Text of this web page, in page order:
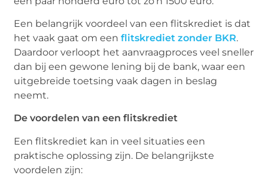
Een belangrijk voordeel van een flitskrediet is dat
het vaak gaat om eenflitskrediet zonder BKR.
Daardoor verloopt het aanvraagproces veel sneller
dan bij een gewone lening bij de bank, waar een
uitgebreide toetsing vaak dagen in beslag
neemt.
De voordelen van een flitskrediet
Een flitskrediet kan in veel situaties een
praktische oplossing zijn. De belangrijkste
voordelen zijn: